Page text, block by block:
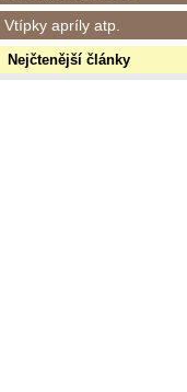
Vtípky apríly atp.
Nejčtenější články